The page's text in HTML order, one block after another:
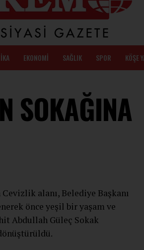
EKONOMI SAĞLIK SPOR KÖŞE
SOKAĞINA
alanı, Belediye Başkanı
önce yeşil bir yaşam ve
Abdullah Güleç Sokak